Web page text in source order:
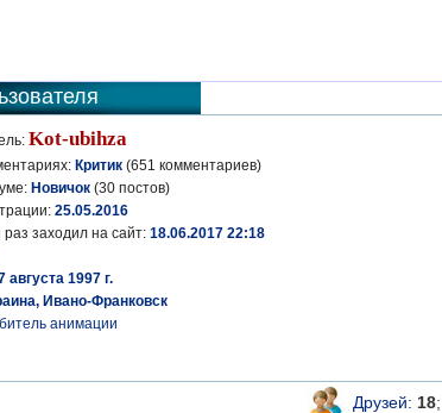
Kot-ubihza
Критик(651 комментариев)
Новичок(30 постов)
25.05.2016
заходил на сайт: 18.06.2017 22:18
августа 1997 г.
Ивано-Франковск
анимации
Друзей: 18;